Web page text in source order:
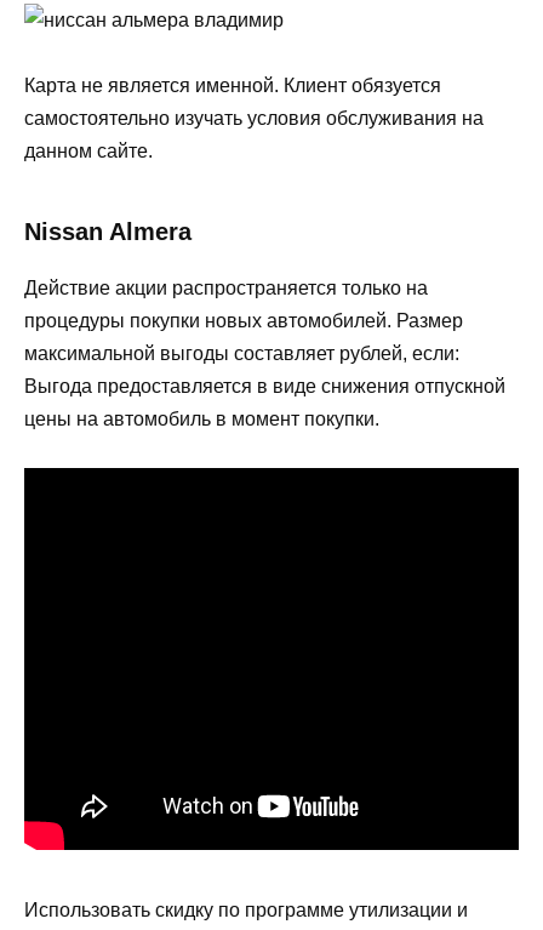
Карта не является именной. Клиент обязуется
самостоятельно изучать условия обслуживания на
данном сайте.
Nissan Almera
Действие акции распространяется только на
процедуры покупки новых автомобилей. Размер
максимальной выгоды составляет рублей, если:
Выгода предоставляется в виде снижения отпускной
цены на автомобиль в момент покупки.
Использовать скидку по программе утилизации и